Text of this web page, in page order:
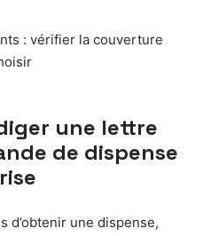
: vérifier la couverture
une lettre
de dispense
d’obtenir une dispense,